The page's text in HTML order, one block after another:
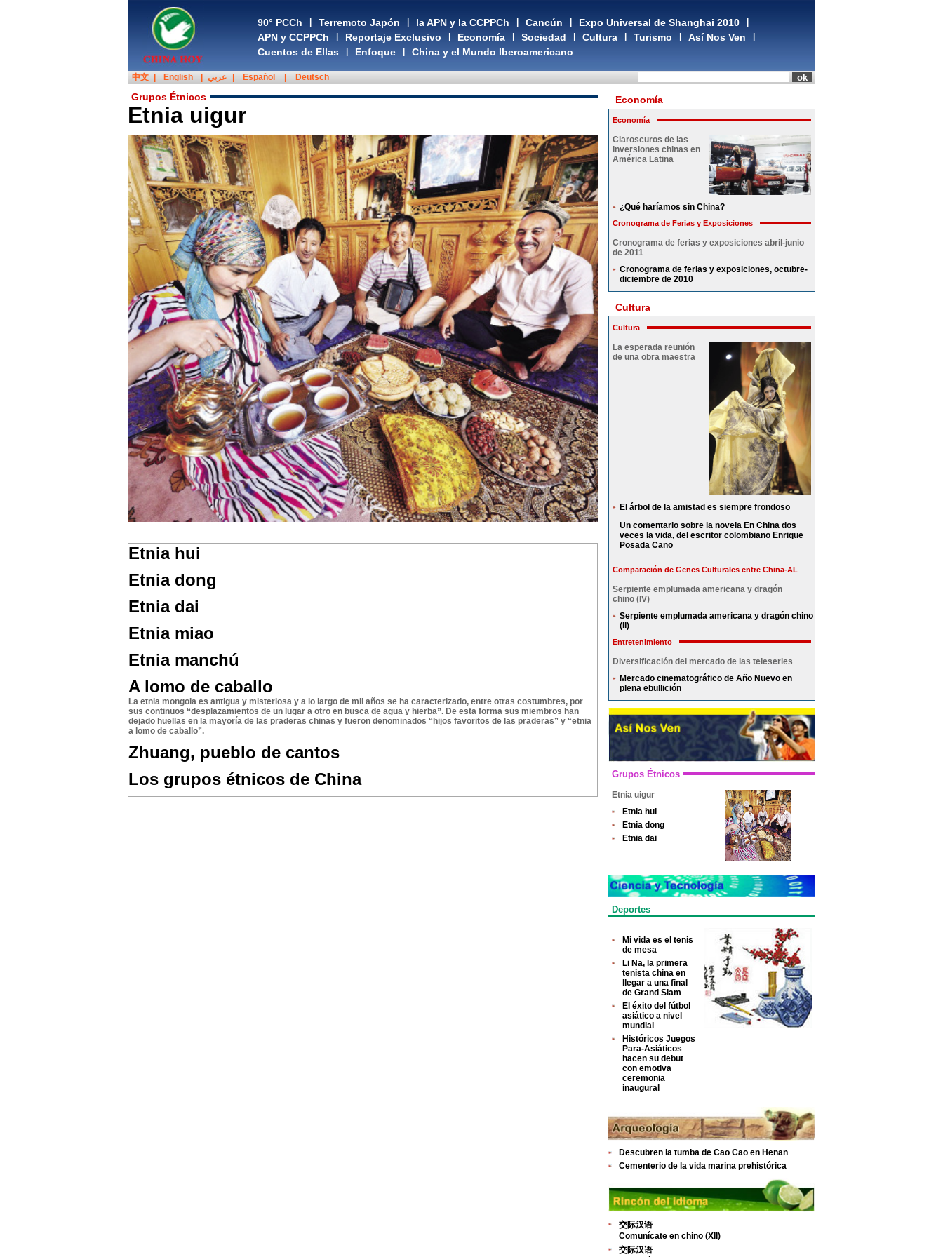
90° PCCh Terremoto Japón la APN y la CCPPCh Cancún Expo Universal de Shanghai 2010
APN y CCPPCh Reportaje Exclusivo Economía Sociedad Cultura Turismo Así Nos Ven
Cuentos de Ellas Enfoque China y el Mundo Iberoamericano
中文 English عربي Español Deutsch
Grupos Étnicos
Etnia uigur
Etnia hui
Etnia dong
Etnia dai
Etnia miao
Etnia manchú
A lomo de caballo
La etnia mongola es antigua y misteriosa y a lo largo de mil años se ha caracterizado, entre otras costumbres, por
sus continuos “desplazamientos de un lugar a otro en busca de agua y hierba”. De esta forma sus miembros han
dejado huellas en la mayoría de las praderas chinas y fueron denominados “hijos favoritos de las praderas” y “etnia
a lomo de caballo”.
Zhuang, pueblo de cantos
Los grupos étnicos de China
Economía
Economía
Claroscuros de las
inversiones chinas en
América Latina
¿Qué haríamos sin China?
Cronograma de Ferias y Exposiciones
Cronograma de ferias y exposiciones abril-junio
de 2011
Cronograma de ferias y exposiciones, octubre-
diciembre de 2010
Cultura
Cultura
La esperada reunión
de una obra maestra
El árbol de la amistad es siempre frondoso
Un comentario sobre la novela En China dos
veces la vida, del escritor colombiano Enrique
Posada Cano
Comparación de Genes Culturales entre China-AL
Serpiente emplumada americana y dragón
chino (IV)
Serpiente emplumada americana y dragón chino
(II)
Entretenimiento
Diversificación del mercado de las teleseries
Mercado cinematográfico de Año Nuevo en
plena ebullición
Grupos Étnicos
Etnia uigur
Etnia hui
Etnia dong
Etnia dai
Deportes
Mi vida es el tenis
de mesa
Li Na, la primera
tenista china en
llegar a una final
de Grand Slam
El éxito del fútbol
asiático a nivel
mundial
Históricos Juegos
Para-Asiáticos
hacen su debut
con emotiva
ceremonia
inaugural
Descubren la tumba de Cao Cao en Henan
Cementerio de la vida marina prehistórica
交际汉语
Comunícate en chino (XII)
交际汉语